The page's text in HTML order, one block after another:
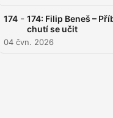
174 - 174: Filip Beneš –
chutí se učit
04 čvn. 2026